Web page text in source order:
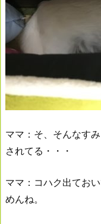
ママ：そ、そんなす
されてる・・・
ママ：コハク出てお
めんね。